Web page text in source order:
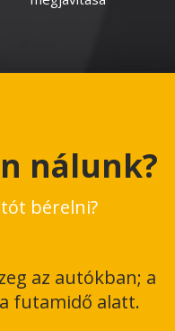
nálunk?
bérelni?
az autókban; a
futamidő alatt.